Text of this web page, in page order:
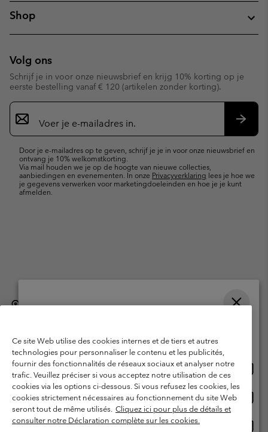
Shop
Volg ons
Schrijf je in voor onze nieuwsbrief en krijg 10% korting op je
eerste bestelling vanaf € 120 (artikelen zonder korting).
Aanmelden
voor
e-
Door je e-mailadres op te geven, schrijf je je in voor onze nieuwsbrief en
ontvang je 10% welkomstkorting.
Via mail houden we je op de hoogte van nieuwe collecties,
aanbiedingen en evenementen. In onze Privacyverklaring lees je hoe we
je gegevens verwerken voor marketingdoeleinden en hoe je je kunt
afmelden.
België (Nederlands) | English ›| français ›
Gebruiksvoorwaarden
Verkoopvoorwaarden
Garantie
Privacybeleid
Gebruiksvoorwaarden voor lidmaatschap
Voorwaarden voor door gebruikers gegenereerde inhoud
Impressum
Cookies
Ce site Web utilise des cookies internes et de tiers et autres
technologies pour personnaliser le contenu et les publicités,
fournir des fonctionnalités de réseaux sociaux et analyser notre
trafic. Veuillez préciser si vous acceptez notre utilisation de ces
cookies via les options ci-dessous. Si vous refusez les cookies, les
cookies strictement nécessaires au fonctionnement du site Web
seront tout de même utilisés. Cliquez ici pour plus de détails et
consulter notre Déclaration complète sur les cookies.
Online shoppen beschikbaar
United States
Belgium-English
Belgium-Français